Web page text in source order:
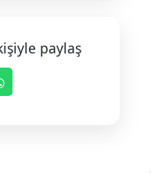
paylaş